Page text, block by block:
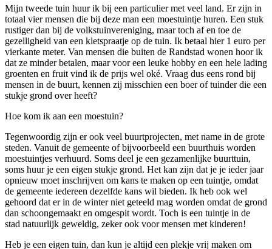
Mijn tweede tuin huur ik bij een particulier met veel land. Er zijn in
totaal vier mensen die bij deze man een moestuintje huren. Een stuk
rustiger dan bij de volkstuinvereniging, maar toch af en toe de
gezelligheid van een kletspraatje op de tuin. Ik betaal hier 1 euro per
vierkante meter. Van mensen die buiten de Randstad wonen hoor ik
dat ze minder betalen, maar voor een leuke hobby en een hele lading
groenten en fruit vind ik de prijs wel oké. Vraag dus eens rond bij
mensen in de buurt, kennen zij misschien een boer of tuinder die een
stukje grond over heeft?
Hoe kom ik aan een moestuin?
Tegenwoordig zijn er ook veel buurtprojecten, met name in de grote
steden. Vanuit de gemeente of bijvoorbeeld een buurthuis worden
moestuintjes verhuurd. Soms deel je een gezamenlijke buurttuin,
soms huur je een eigen stukje grond. Het kan zijn dat je je ieder jaar
opnieuw moet inschrijven om kans te maken op een tuintje, omdat
de gemeente iedereen dezelfde kans wil bieden. Ik heb ook wel
gehoord dat er in de winter niet geteeld mag worden omdat de grond
dan schoongemaakt en omgespit wordt. Toch is een tuintje in de
stad natuurlijk geweldig, zeker ook voor mensen met kinderen!
Heb je een eigen tuin, dan kun je altijd een plekje vrij maken om